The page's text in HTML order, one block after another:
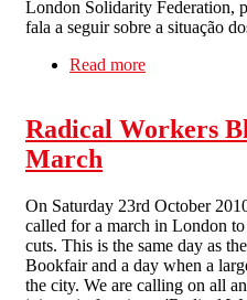
London Solidarity Federation,
fala a seguir sobre a situação
Read more
Radical Workers
March
On Saturday 23rd October
called for a march in London
cuts. This is the same day as
Bookfair and a day when a
the city. We are calling on all